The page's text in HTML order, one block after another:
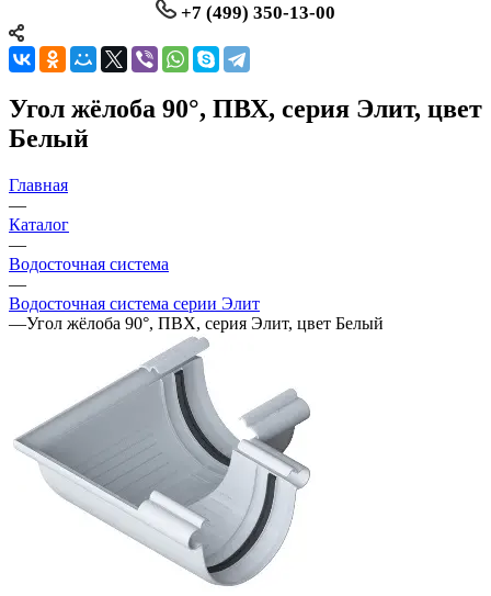
+7 (499) 350-13-00
Угол жёлоба 90°, ПВХ, серия Элит, цвет
Белый
Главная
—
Каталог
—
Водосточная система
—
Водосточная система серии Элит
—Угол жёлоба 90°, ПВХ, серия Элит, цвет Белый